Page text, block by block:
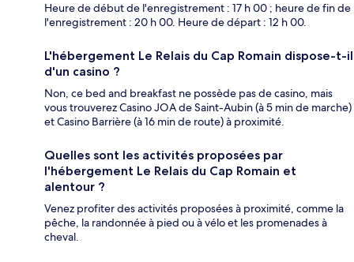
Heure de début de l'enregistrement : 17 h 00 ; heure de fin de
l'enregistrement : 20 h 00. Heure de départ : 12 h 00.
L'hébergement Le Relais du Cap Romain dispose-t-il
d'un casino ?
Non, ce bed and breakfast ne possède pas de casino, mais
vous trouverez Casino JOA de Saint-Aubin (à 5 min de marche)
et Casino Barrière (à 16 min de route) à proximité.
Quelles sont les activités proposées par
l'hébergement Le Relais du Cap Romain et
alentour ?
Venez profiter des activités proposées à proximité, comme la
pêche, la randonnée à pied ou à vélo et les promenades à
cheval.